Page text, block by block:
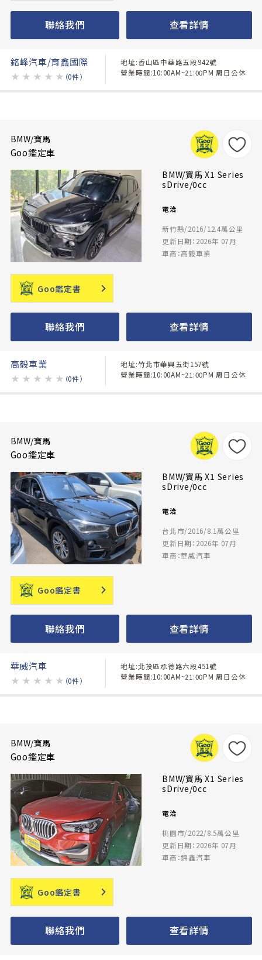
聯絡我們 查看詳情
銘峰汽車/育鑫國際
★ ★ ★ ★ ★ （0件）
地址:香山區中華路五段942號
營業時間:10:00AM~21:00PM 周日公休
BMW/寶馬
Goo鑑定車
BMW/寶馬 X1 Series
sDrive/0cc
電洽
新竹縣/2016/12.4萬公里
更新日期：2026年 07月
車商：高毅車業
Goo鑑定書
聯絡我們 查看詳情
高毅車業
★ ★ ★ ★ ★ （0件）
地址:竹北市華興五街157號
營業時間:10:00AM~21:00PM 周日公休
BMW/寶馬
Goo鑑定車
BMW/寶馬 X1 Series
sDrive/0cc
電洽
台北市/2016/8.1萬公里
更新日期：2026年 07月
車商：華威汽車
Goo鑑定書
聯絡我們 查看詳情
華威汽車
★ ★ ★ ★ ★ （0件）
地址:北投區承德路六段451號
營業時間:10:00AM~21:00PM 周日公休
BMW/寶馬
Goo鑑定車
BMW/寶馬 X1 Series
sDrive/0cc
電洽
桃園市/2022/8.5萬公里
更新日期：2026年 07月
車商：錦鑫汽車
Goo鑑定書
聯絡我們 查看詳情